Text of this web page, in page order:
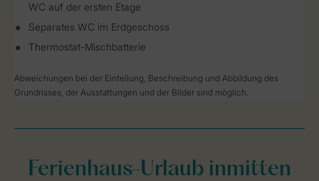
WC auf der ersten Etage
Separates WC im Erdgeschoss
Thermostat-Mischbatterie
Abweichungen bei der Einteilung, Beschreibung und Abbildung des
Grundrisses, der Ausstattungen und der Bilder sind möglich.
Ferienhaus-Urlaub inmitten